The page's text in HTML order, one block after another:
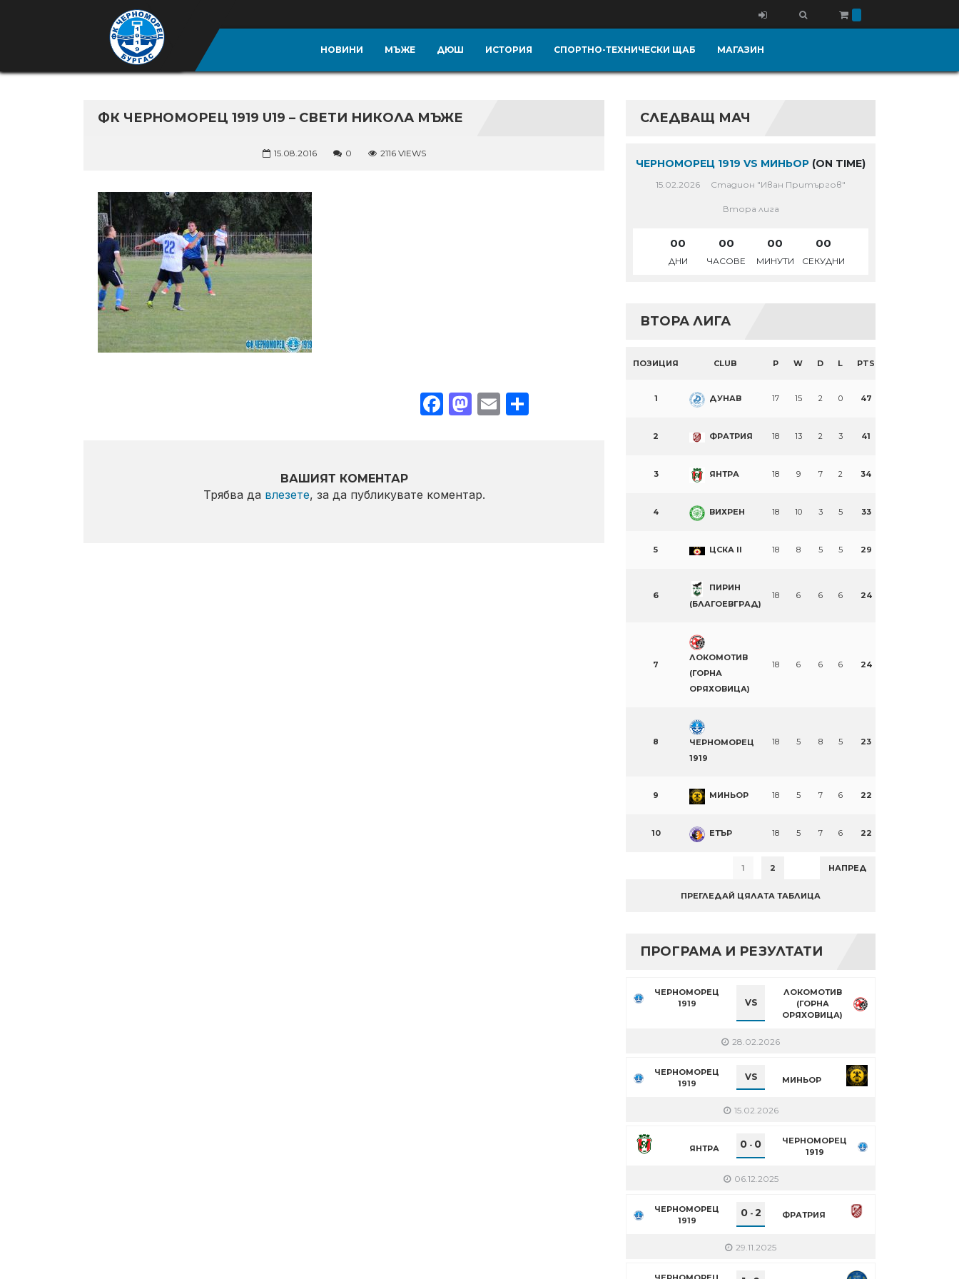
НОВИНИ МЪЖЕ ДЮШ ИСТОРИЯ СПОРТНО-ТЕХНИЧЕСКИ ЩАБ МАГАЗИН
ФК ЧЕРНОМОРЕЦ 1919 U19 – СВЕТИ НИКОЛА МЪЖЕ
15.08.2016 0 2116 VIEWS
Facebook
Mastodon
EmailShare
ВАШИЯТ КОМЕНТАР
Трябва да влезете, за да публикувате коментар.
СЛЕДВАЩ МАЧ
ЧЕРНОМОРЕЦ 1919 VS МИНЬОР (ON TIME)
15.02.2026 Стадион "Иван Притъргов"
Втора лига
00
ДНИ
00
ЧАСОВЕ
00
МИНУТИ
00
СЕКУДНИ
ВТОРА ЛИГА
ПОЗИЦИЯ CLUB P W D L PTS
1 ДУНАВ 17 15 2 0 47
2 ФРАТРИЯ 18 13 2 3 41
3 ЯНТРА 18 9 7 2 34
4 ВИХРЕН 18 10 3 5 33
5 ЦСКА II 18 8 5 5 29
6
ПИРИН
(БЛАГОЕВГРАД)
18 6 6 6 24
7
ЛОКОМОТИВ
(ГОРНА
ОРЯХОВИЦА)
18 6 6 6 24
8
ЧЕРНОМОРЕЦ
1919
18 5 8 5 23
9 МИНЬОР 18 5 7 6 22
10 ЕТЪР 18 5 7 6 22
1 2 НАПРЕД
ПРЕГЛЕДАЙ ЦЯЛАТА ТАБЛИЦА
ПРОГРАМА И РЕЗУЛТАТИ
ЧЕРНОМОРЕЦ
1919
VS
ЛОКОМОТИВ
(ГОРНА
ОРЯХОВИЦА)
28.02.2026
ЧЕРНОМОРЕЦ
1919
VS МИНЬОР
15.02.2026
ЯНТРА 0 - 0
ЧЕРНОМОРЕЦ
1919
06.12.2025
ЧЕРНОМОРЕЦ
1919
0- 2 ФРАТРИЯ
29.11.2025